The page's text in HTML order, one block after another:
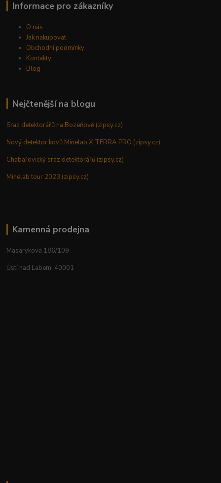
Informace pro zákazníky
O nás
Jak nakupovat
Obchodní podmínky
Kontakty
Blog
Nejčtenější na blogu
Sraz detektorářů na Bozeňově (zipsy.cz)
Nový detektor kovů Minelab X TERRA PRO (zipsy.cz)
Chabařovický sraz detektorářů (zipsy.cz)
Minelab tour 2023 (zipsy.cz)
Kamenná prodejna
Masarykova 186/109
Ústí nad Labem, 40001